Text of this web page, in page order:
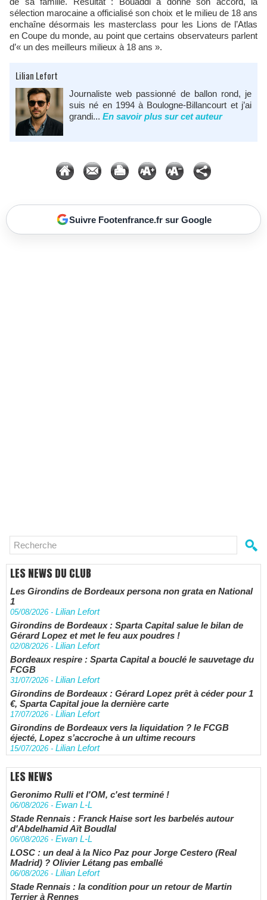
sélection marocaine a officialisé son choix et le milieu de 18 ans
enchaîne désormais les masterclass pour les Lions de l’Atlas
en Coupe du monde, au point que certains observateurs parlent
d’« un des meilleurs milieux à 18 ans ».
Lilian Lefort
Journaliste web passionné de ballon rond, je
suis né en 1994 à Boulogne-Billancourt et j’ai
grandi... En savoir plus sur cet auteur
Suivre Footenfrance.fr sur Google
LES NEWS DU CLUB
Les Girondins de Bordeaux persona non grata en National
1
05/08/2026 - Lilian Lefort
Girondins de Bordeaux : Sparta Capital salue le bilan de
Gérard Lopez et met le feu aux poudres !
02/08/2026 - Lilian Lefort
Bordeaux respire : Sparta Capital a bouclé le sauvetage du
FCGB
31/07/2026 - Lilian Lefort
Girondins de Bordeaux : Gérard Lopez prêt à céder pour 1
€, Sparta Capital joue la dernière carte
17/07/2026 - Lilian Lefort
Girondins de Bordeaux vers la liquidation ? le FCGB
éjecté, Lopez s’accroche à un ultime recours
15/07/2026 - Lilian Lefort
LES NEWS
Geronimo Rulli et l'OM, c'est terminé !
06/08/2026 - Ewan L-L
Stade Rennais : Franck Haise sort les barbelés autour
d'Abdelhamid Aït Boudlal
06/08/2026 - Ewan L-L
LOSC : un deal à la Nico Paz pour Jorge Cestero (Real
Madrid) ? Olivier Létang pas emballé
06/08/2026 - Lilian Lefort
Stade Rennais : la condition pour un retour de Martin
Terrier à Rennes